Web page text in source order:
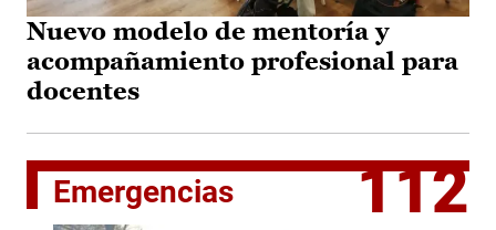
Nuevo modelo de mentoría y
acompañamiento profesional para
docentes
Emergencias 112